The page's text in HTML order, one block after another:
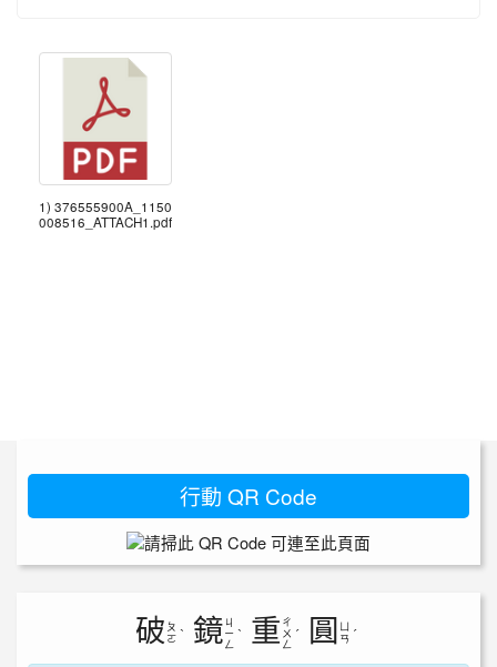
1) 376555900A_1150
008516_ATTACH1.pdf
行動 QR Code
破 ㄆ
ㄛ ˋ 鏡 ㄐ
ㄧ
ㄥ
ˋ 重 ㄔ
ㄨ
ㄥ
ˊ 圓 ㄩ
ㄢ ˊ